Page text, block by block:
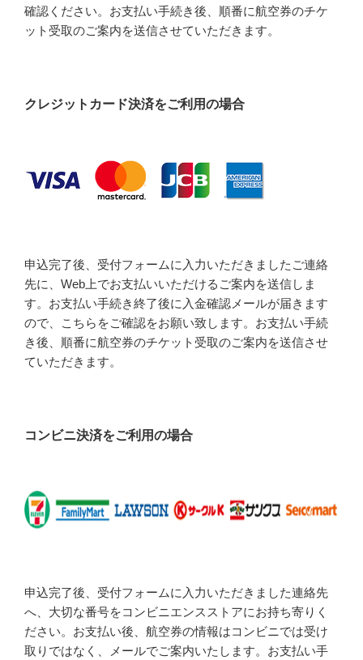
確認ください。お支払い手続き後、順番に航空券のチケ
ット受取のご案内を送信させていただきます。
クレジットカード決済をご利用の場合
申込完了後、受付フォームに入力いただきましたご連絡
先に、Web上でお支払いいただけるご案内を送信しま
す。お支払い手続き終了後に入金確認メールが届きます
ので、こちらをご確認をお願い致します。お支払い手続
き後、順番に航空券のチケット受取のご案内を送信させ
ていただきます。
コンビニ決済をご利用の場合
申込完了後、受付フォームに入力いただきました連絡先
へ、大切な番号をコンビニエンスストアにお持ち寄りく
ださい。お支払い後、航空券の情報はコンビニでは受け
取りではなく、メールでご案内いたします。お支払い手